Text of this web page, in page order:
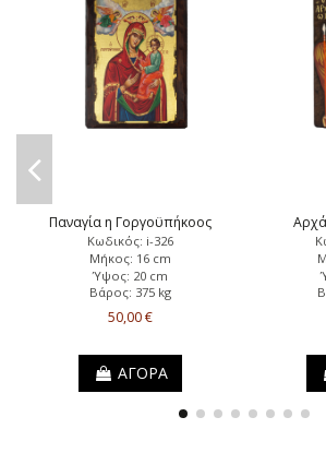
Παναγία η Γοργοϋπήκοος
Κωδικός: i-326
Μήκος: 16 cm
Ύψος: 20 cm
Βάρος: 375 kg
50,00 €
ΑΓΟΡΑ